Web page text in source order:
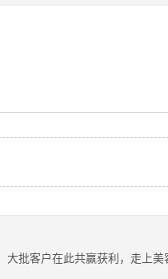
批客户在此共赢获利，走上美